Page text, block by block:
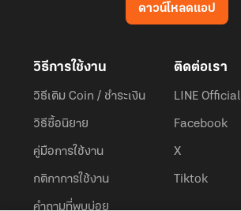
ดาวน์โหลดแอป
วิธีการใช้งาน
วิธีเติม Coin / ชำระเงิน
วิธีซื้อนิยาย
คู่มือการใช้งาน
กติกาการใช้งาน
คำถามที่พบบ่อย
ติดต่อเรา
LINE Official
Facebook
X
Tiktok